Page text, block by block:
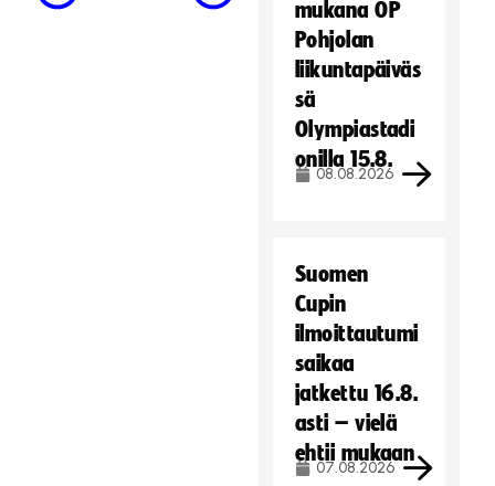
mukana OP
Pohjolan
liikuntapäiväs
sä
Olympiastadi
onilla 15.8.
08.08.2026
Suomen
Cupin
ilmoittautumi
saikaa
jatkettu 16.8.
asti – vielä
ehtii mukaan
07.08.2026